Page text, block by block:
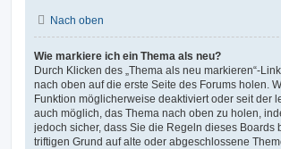
Nach oben
Wie markiere ich ein Thema als neu?
Durch Klicken des „Thema als neu markieren“-
nach oben auf die erste Seite des Forums holen.
Funktion möglicherweise deaktiviert oder seit der
auch möglich, das Thema nach oben zu holen,
jedoch sicher, dass Sie die Regeln dieses
triftigen Grund auf alte oder abgeschlossene